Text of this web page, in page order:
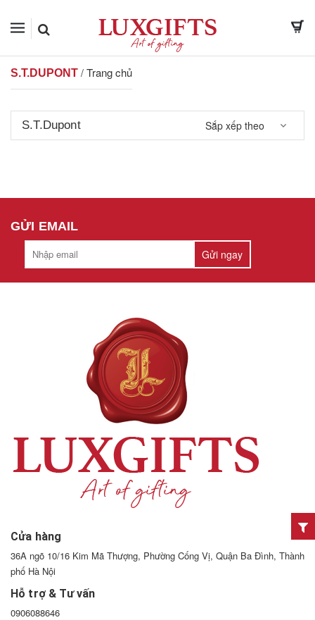
S.T.DUPONT / Trang chủ
S.T.Dupont Sắp xếp theo
GỬI EMAIL
Gửi ngay
Cửa hàng
36A ngõ 10/16 Kim Mã Thượng, Phường Cống Vị, Quận Ba Đình, Thành
phố Hà Nội
Hỗ trợ & Tư vấn
0906088646